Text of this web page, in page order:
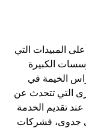
أعلى المبيدات التي
الكبيرة
الخيمة في
التي تتحدث عن
تقديم الخدمة
جدوى، فشركات